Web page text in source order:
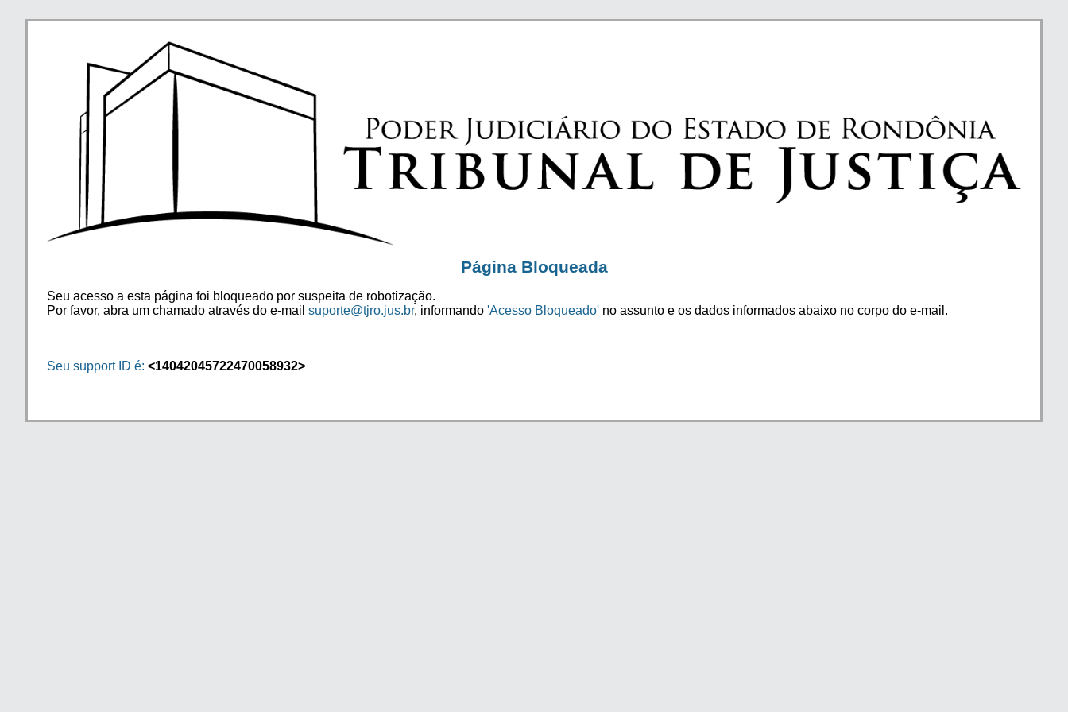
Página Bloqueada
Seu acesso a esta página foi bloqueado por suspeita de robotização.
Por favor, abra um chamado através do e-mail suporte@tjro.jus.br, informando 'Acesso Bloqueado' no assunto e os dados informados abaixo no corpo do e-mail.
Seu support ID é: <14042045722470058932>